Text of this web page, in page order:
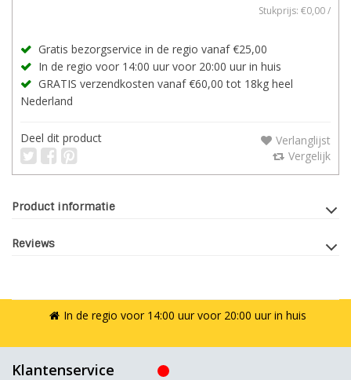
Stukprijs: €0,00 /
Gratis bezorgservice in de regio vanaf €25,00
In de regio voor 14:00 uur voor 20:00 uur in huis
GRATIS verzendkosten vanaf €60,00 tot 18kg heel
Nederland
Deel dit product
Verlanglijst
Vergelijk
Product informatie
Reviews
In de regio voor 14:00 uur voor 20:00 uur in huis
Klantenservice